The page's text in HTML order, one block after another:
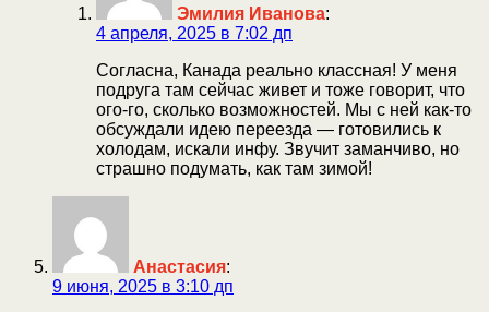
Эмилия Иванова:
4 апреля, 2025 в 7:02 дп
Согласна, Канада реально классная! У меня
подруга там сейчас живет и тоже говорит, что
ого-го, сколько возможностей. Мы с ней как-то
обсуждали идею переезда — готовились к
холодам, искали инфу. Звучит заманчиво, но
страшно подумать, как там зимой!
Анастасия:
9 июня, 2025 в 3:10 дп